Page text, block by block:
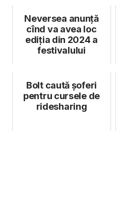
Neversea anunță
cînd va avea loc
ediția din 2024 a
festivalului
Bolt caută șoferi
pentru cursele de
ridesharing